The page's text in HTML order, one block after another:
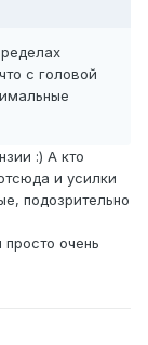
с головой
:) А кто
и усилки
подозрительно
очень